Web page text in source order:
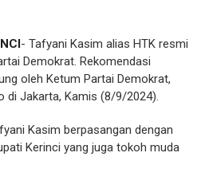
- Tafyani Kasim alias HTK resmi
Demokrat. Rekomendasi
oleh Ketum Partai Demokrat,
di Jakarta, Kamis (8/9/2024).
Kasim berpasangan dengan
Kerinci yang juga tokoh muda